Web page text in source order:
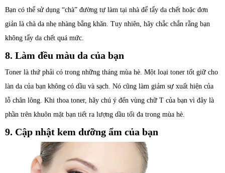
Bạn có thể sử dụng “chà” đường tự làm tại nhà để tẩy da chết hoặc đơn
giản là chà da nhẹ nhàng bằng khăn. Tuy nhiên, hãy chắc chắn rằng bạn
không tẩy da chết quá mức.
8. Làm đều màu da của bạn
Toner là thứ phải có trong những tháng mùa hè. Một loại toner tốt giữ cho
làn da của bạn không có dầu và sạch. Nó cũng làm giảm sự xuất hiện của
lỗ chân lông. Khi thoa toner, hãy chú ý đến vùng chữ T của bạn vì đây là
phần trên khuôn mặt bạn tiết ra lượng dầu tối đa trong mùa hè.
9. Cập nhật kem dưỡng ẩm của bạn